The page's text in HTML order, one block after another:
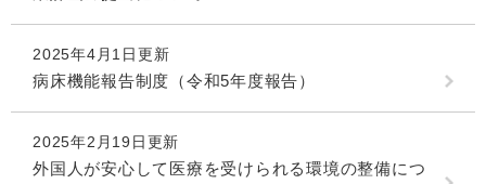
2025年4月1日更新
病床機能報告制度（令和5年度報告）
2025年2月19日更新
外国人が安心して医療を受けられる環境の整備につ